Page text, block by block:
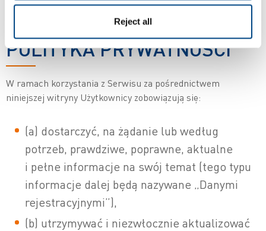
Reject all
3. DANE OSOBOWE I
POLITYKA PRYWATNOŚCI
W ramach korzystania z Serwisu za pośrednictwem
niniejszej witryny Użytkownicy zobowiązują się:
(a) dostarczyć, na żądanie lub według
potrzeb, prawdziwe, poprawne, aktualne
i pełne informacje na swój temat (tego typu
informacje dalej będą nazywane „Danymi
rejestracyjnymi”),
(b) utrzymywać i niezwłocznie aktualizować